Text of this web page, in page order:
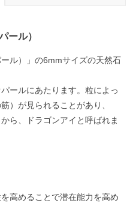
ール）
ル）」の6mmサイズの天然石
ールにあたります。粒によっ
）が見られることがあり、
ら、ドラゴンアイと呼ばれま
高めることで潜在能力を高め